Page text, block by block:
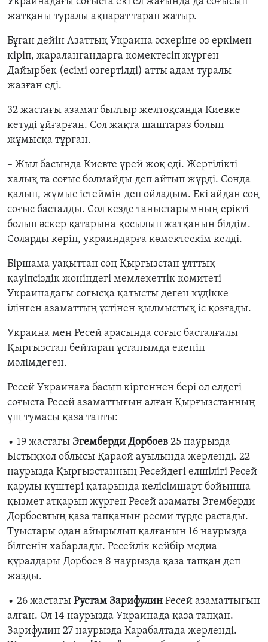
жатқаны туралы ақпарат тарап жатыр.
Бұған дейін Азаттық Украина әскеріне өз еркімен
кіріп, жараланғандарға көмектесіп жүрген
Дайырбек (есімі өзгертілді) атты адам туралы
жазған еді.
32 жастағы азамат былтыр желтоқсанда Киевке
кетуді ұйғарған. Сол жақта шаштараз болып
жұмысқа тұрған.
– Жыл басында Киевте үрей жоқ еді. Жергілікті
халық та соғыс болмайды деп айтып жүрді. Сонда
қалып, жұмыс істеймін деп ойладым. Екі айдан соң
соғыс басталды. Сол кезде таныстарымның ерікті
болып әскер қатарына қосылып жатқанын білдім.
Соларды көріп, украиндарға көмектескім келді.
Біршама уақыттан соң Қырғызстан ұлттық
қауіпсіздік жөніндегі мемлекеттік комитеті
Украинадағы соғысқа қатысты деген күдікке
ілінген азаматтың үстінен қылмыстық іс қозғады.
Украина мен Ресей арасында соғыс басталғалы
Қырғызстан бейтарап ұстанымда екенін
мәлімдеген.
Ресей Украинаға басып кіргеннен бері ол елдегі
соғыста Ресей азаматтығын алған Қырғызстанның
үш тумасы қаза тапты:
• 19 жастағы Эгемберди Дорбоев 25 наурызда
Ыстықкөл облысы Қараой ауылында жерленді. 22
наурызда Қырғызстанның Ресейдегі елшілігі Ресей
қарулы күштері қатарында келісімшарт бойынша
қызмет атқарып жүрген Ресей азаматы Эгемберди
Дорбоевтың қаза тапқанын ресми түрде растады.
Туыстары одан айырылып қалғанын 16 наурызда
білгенін хабарлады. Ресейлік кейбір медиа
құралдары Дорбоев 8 наурызда қаза тапқан деп
жазды.
• 26 жастағы Рустам Зарифулин Ресей азаматтығын
алған. Ол 14 наурызда Украинада қаза тапқан.
Зарифулин 27 наурызда Карабалтада жерленді.